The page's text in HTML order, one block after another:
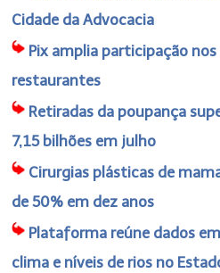
Cidade da Advocacia
Pix amplia participação
restaurantes
Retiradas da poupança
7,15 bilhões em julho
Cirurgias plásticas de
de 50% em dez anos
Plataforma reúne dados
clima e níveis de rios no